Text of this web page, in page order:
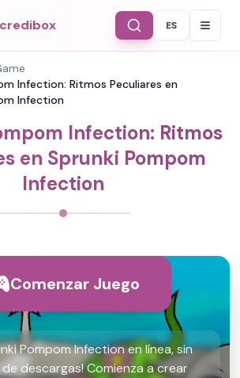
Select
ES
Infection: Ritmos Peculiares en
Infection
Infection: Ritmos
en Sprunki Pompom
Infection
Comenzar Juego
Pompom Infection en línea, sin
descargas! Comienza a crear